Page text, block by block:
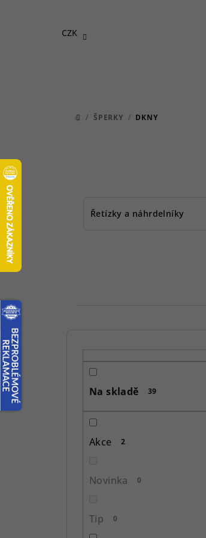
CZK
DOMŮ
/ ŠPERKY / DKNY
Řetízky a náhrdelníky
Na skladě 39
Akce 2
Novinka 0
Tip 0